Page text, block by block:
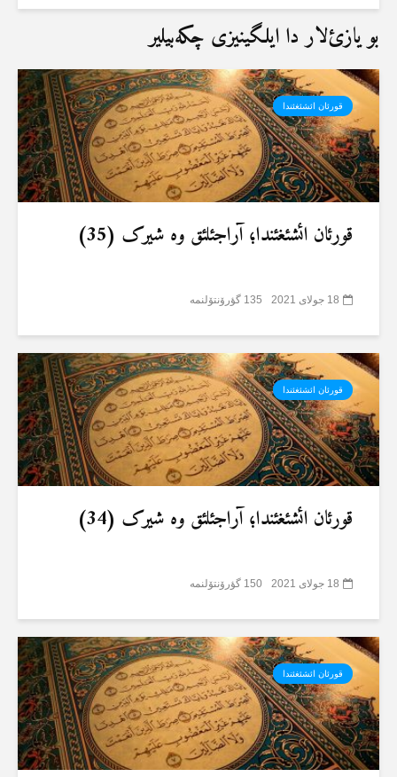
بو یازئ‌لار دا ایلگینیزی چکەبیلیر
قورئان ائشئغئندا
قورئان ائشئغئندا؛ آراجئلئق وە شیرک (35)
18 جولای 2021 135 گؤرۆنتۆلنمە
قورئان ائشئغئندا
قورئان ائشئغئندا؛ آراجئلئق وە شیرک (34)
18 جولای 2021 150 گؤرۆنتۆلنمە
قورئان ائشئغئندا